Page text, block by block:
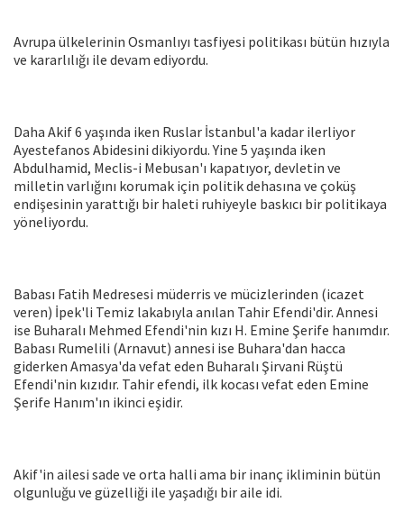
Avrupa ülkelerinin Osmanlıyı tasfiyesi politikası bütün hızıyla
ve kararlılığı ile devam ediyordu.
Daha Akif 6 yaşında iken Ruslar İstanbul'a kadar ilerliyor
Ayestefanos Abidesini dikiyordu. Yine 5 yaşında iken
Abdulhamid, Meclis-i Mebusan'ı kapatıyor, devletin ve
milletin varlığını korumak için politik dehasına ve çoküş
endişesinin yarattığı bir haleti ruhiyeyle baskıcı bir politikaya
yöneliyordu.
Babası Fatih Medresesi müderris ve mücizlerinden (icazet
veren) İpek'li Temiz lakabıyla anılan Tahir Efendi'dir. Annesi
ise Buharalı Mehmed Efendi'nin kızı H. Emine Şerife hanımdır.
Babası Rumelili (Arnavut) annesi ise Buhara'dan hacca
giderken Amasya'da vefat eden Buharalı Şirvani Rüştü
Efendi'nin kızıdır. Tahir efendi, ilk kocası vefat eden Emine
Şerife Hanım'ın ikinci eşidir.
Akif'in ailesi sade ve orta halli ama bir inanç ikliminin bütün
olgunluğu ve güzelliği ile yaşadığı bir aile idi.